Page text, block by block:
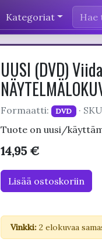
Kategoriat
UUSI (DVD)
Formaatti: DVD
·
Tuote on uusi/
14,95 €
Lisää ostoskoriin
Vinkki:2 elokuvaa